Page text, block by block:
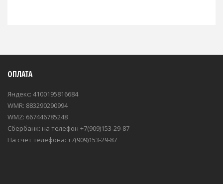
ОПЛАТА
Яндекс: 4100195816684
WMR: 883290290994
WMZ: 667446785248
Сбербанк: на телефон +7(909)153-29-87
На счет телефона: +7(909)153-29-87